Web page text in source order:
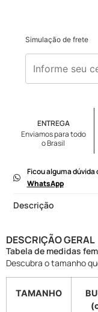
Simulação de frete
ENTREGA
Enviamos para todo
o Brasil
Ficou alguma dúvida
WhatsApp
Descrição
DESCRIÇÃO GERAL
Tabela de medidas
Descubra o tamanho
TAMANHO